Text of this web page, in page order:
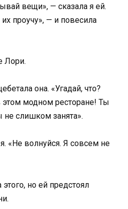
вещи», — сказала я ей.
проучу», — и повесила
Лори.
она. «Угадай, что?
модном ресторане! Ты
не слишком занята».
«Не волнуйся. Я совсем не
но ей предстоял